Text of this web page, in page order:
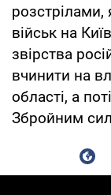
розстрілами,
військ на
звірства
вчинити на
області, а
Збройним